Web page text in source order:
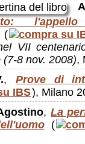
l'appello
(
VII
8 nov. 2008),
, Prove di
), Milano
, La
(